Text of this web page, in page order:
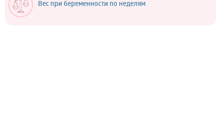
Вес при беременности по неделям